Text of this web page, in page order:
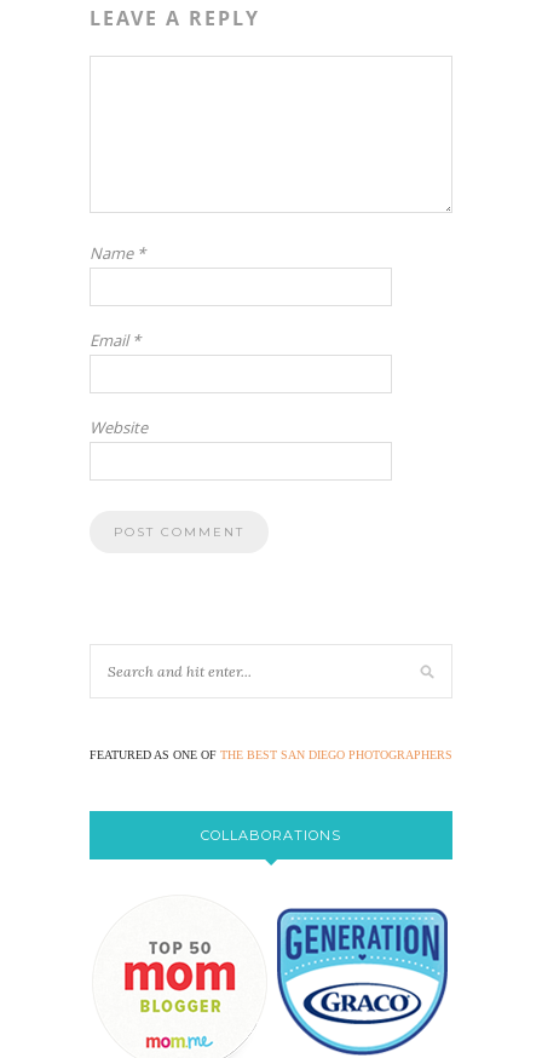
LEAVE A REPLY
Name *
Email*
Website
FEATURED AS ONE OF THE BEST SAN DIEGO PHOTOGRAPHERS
COLLABORATIONS